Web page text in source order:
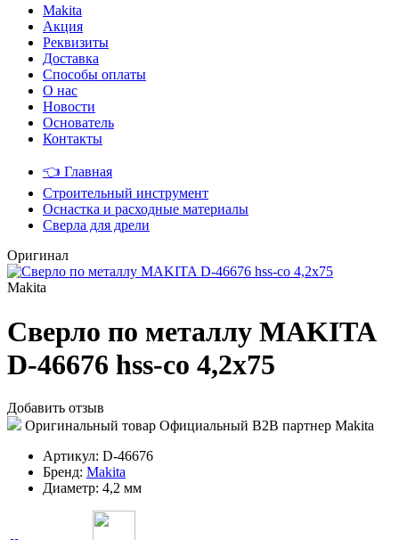
Makita
Акция
Реквизиты
Доставка
Способы оплаты
О нас
Новости
Основатель
Контакты
👈 Главная
Строительный инструмент
Оснастка и расходные материалы
Сверла для дрели
Оригинал
Makita
Сверло по металлу MAKITA
D-46676 hss-co 4,2x75
Добавить отзыв
Оригинальный товар Официальный B2B партнер Makita
Артикул: D-46676
Бренд: Makita
Диаметр: 4,2 мм